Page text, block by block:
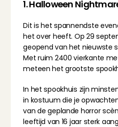
1. Halloween
Dit is het spannendste
het over heeft. Op 29
geopend van het nieuwste
Met ruim 2400 vierkante
meteen het grootste
In het spookhuis zijn
in kostuum die je
van de geplande horror
leeftijd van 16 jaar sterk